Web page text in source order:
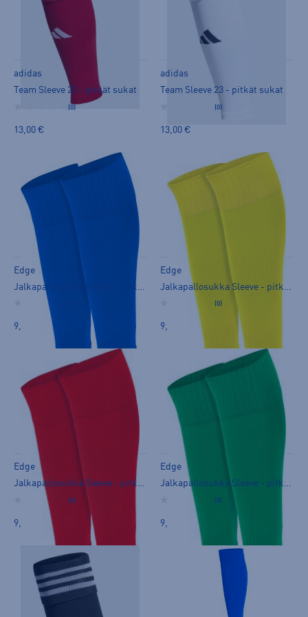
adidas
Team Sleeve 23 - pitkät sukat
(0)
13,00 €
adidas
Team Sleeve 23 - pitkät sukat
(0)
13,00 €
Edge
9,90 €
Edge
(0)
9,90 €
Edge
Jalkapallosukka Sleeve - pitkät sukat
(0)
9,90 €
Edge
Jalkapallosukka Sleeve - pitkät sukat
(0)
9,90 €